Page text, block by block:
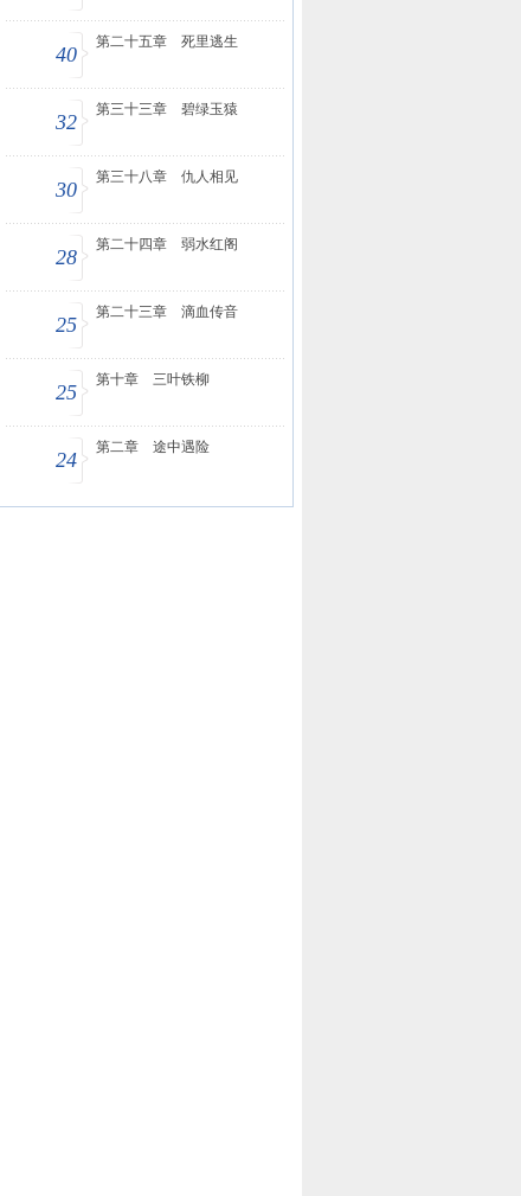
40
第二十五章 死里逃生
32
第三十三章 碧绿玉猿
30
第三十八章 仇人相见
28
第二十四章 弱水红阁
25
第二十三章 滴血传音
25
第十章 三叶铁柳
24
第二章 途中遇险